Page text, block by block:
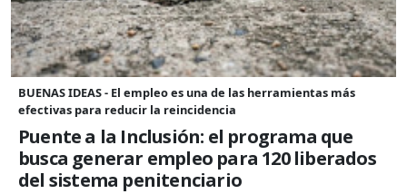
BUENAS IDEAS - El empleo es una de las herramientas más
efectivas para reducir la reincidencia
Puente a la Inclusión: el programa que
busca generar empleo para 120 liberados
del sistema penitenciario